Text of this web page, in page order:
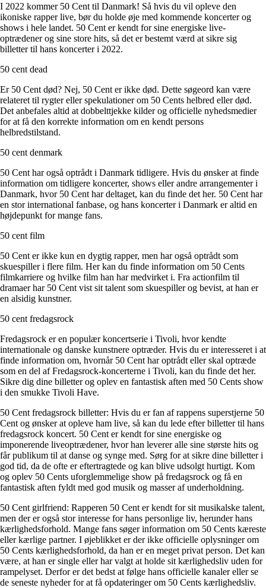
I 2022 kommer 50 Cent til Danmark! Så hvis du vil opleve den
ikoniske rapper live, bør du holde øje med kommende koncerter og
shows i hele landet. 50 Cent er kendt for sine energiske live-
optrædener og sine store hits, så det er bestemt værd at sikre sig
billetter til hans koncerter i 2022.
50 cent dead
Er 50 Cent død? Nej, 50 Cent er ikke død. Dette søgeord kan være
relateret til rygter eller spekulationer om 50 Cents helbred eller død.
Det anbefales altid at dobbelttjekke kilder og officielle nyhedsmedier
for at få den korrekte information om en kendt persons
helbredstilstand.
50 cent denmark
50 Cent har også optrådt i Danmark tidligere. Hvis du ønsker at finde
information om tidligere koncerter, shows eller andre arrangementer i
Danmark, hvor 50 Cent har deltaget, kan du finde det her. 50 Cent har
en stor international fanbase, og hans koncerter i Danmark er altid en
højdepunkt for mange fans.
50 cent film
50 Cent er ikke kun en dygtig rapper, men har også optrådt som
skuespiller i flere film. Her kan du finde information om 50 Cents
filmkarriere og hvilke film han har medvirket i. Fra actionfilm til
dramaer har 50 Cent vist sit talent som skuespiller og bevist, at han er
en alsidig kunstner.
50 cent fredagsrock
Fredagsrock er en populær koncertserie i Tivoli, hvor kendte
internationale og danske kunstnere optræder. Hvis du er interesseret i at
finde information om, hvornår 50 Cent har optrådt eller skal optræde
som en del af Fredagsrock-koncerterne i Tivoli, kan du finde det her.
Sikre dig dine billetter og oplev en fantastisk aften med 50 Cents show
i den smukke Tivoli Have.
50 Cent fredagsrock billetter: Hvis du er fan af rappens superstjerne 50
Cent og ønsker at opleve ham live, så kan du lede efter billetter til hans
fredagsrock koncert. 50 Cent er kendt for sine energiske og
imponerende liveoptrædener, hvor han leverer alle sine største hits og
får publikum til at danse og synge med. Sørg for at sikre dine billetter i
god tid, da de ofte er eftertragtede og kan blive udsolgt hurtigt. Kom
og oplev 50 Cents uforglemmelige show på fredagsrock og få en
fantastisk aften fyldt med god musik og masser af underholdning.
50 Cent girlfriend: Rapperen 50 Cent er kendt for sit musikalske talent,
men der er også stor interesse for hans personlige liv, herunder hans
kærlighedsforhold. Mange fans søger information om 50 Cents kæreste
eller kærlige partner. I øjeblikket er der ikke officielle oplysninger om
50 Cents kærlighedsforhold, da han er en meget privat person. Det kan
være, at han er single eller har valgt at holde sit kærlighedsliv uden for
rampelyset. Derfor er det bedst at følge hans officielle kanaler eller se
de seneste nyheder for at få opdateringer om 50 Cents kærlighedsliv.